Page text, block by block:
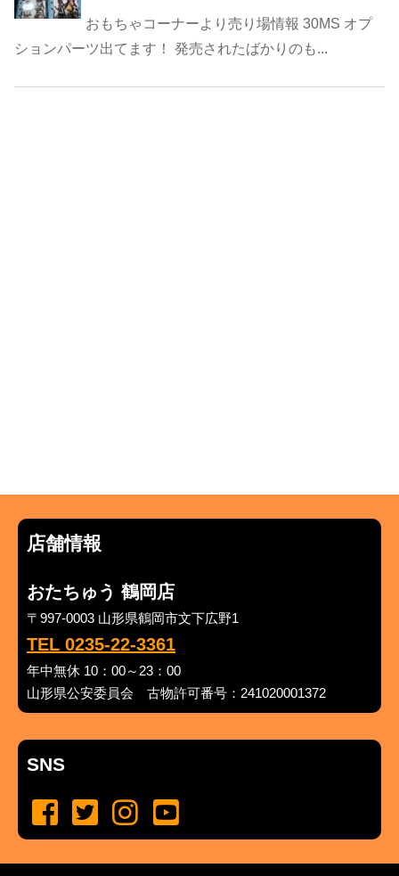
おもちゃコーナーより売り場情報 30MS オプ
ションパーツ出てます！ 発売されたばかりのも...
店舗情報
おたちゅう 鶴岡店
〒997-0003 山形県鶴岡市文下広野1
TEL 0235-22-3361
年中無休 10：00～23：00
山形県公安委員会 古物許可番号：241020001372
SNS